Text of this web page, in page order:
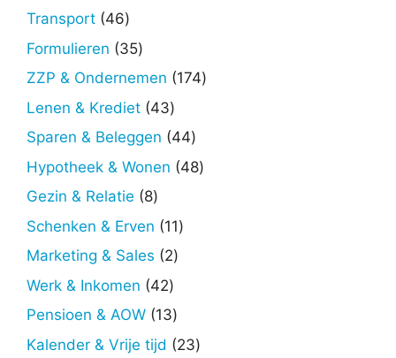
Transport 4646
producten
Formulieren 3535
producten
ZZP & Ondernemen 174174
Lenen & Krediet 4343
producten
Sparen & Beleggen 4444
producten
Hypotheek & Wonen 4848
Gezin & Relatie 88
producten
Schenken & Erven 1111
Marketing & Sales 22
Werk & Inkomen 4242
producten
Pensioen & AOW 1313
producten
Kalender & Vrije tijd 2323